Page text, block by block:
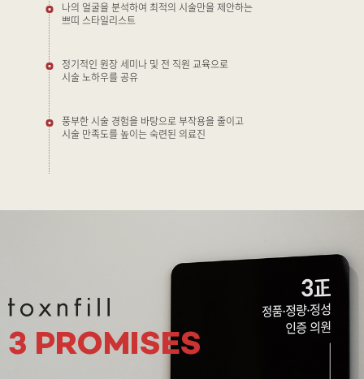
나의 얼굴을 분석하여 최적의 시술만을 제안하는
쁘띠 스타일리스트
정기적인 원장 세미나 및 전 직원 교육으로
시술 노하우를 공유
풍부한 시술 경험을 바탕으로 부작용을 줄이고
시술 만족도를 높이는 숙련된 의료진
3 PROMISES